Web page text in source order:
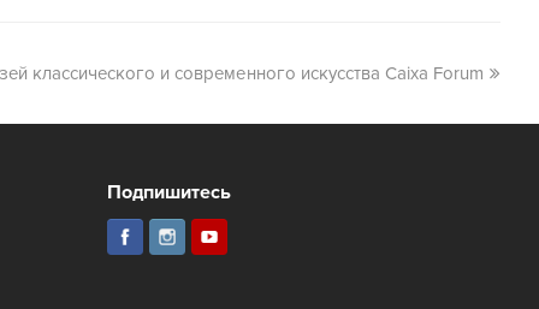
классического и современного искусства Caixa Forum
Подпишитесь